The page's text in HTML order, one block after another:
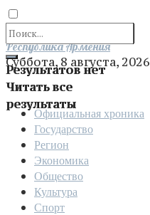
Результатов нет
Читать все
результаты
Отправить
Республика Армения
Суббота, 8 августа, 2026
Официальная хроника
Государство
Регион
Экономика
Общество
Культура
Спорт